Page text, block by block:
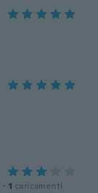
· 1 caricamenti